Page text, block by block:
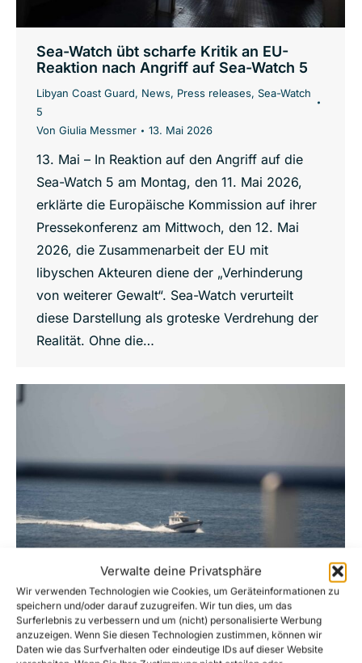
Verwalte deine Privatsphäre
Wir verwenden Technologien wie Cookies, um Geräteinformationen zu
speichern und/oder darauf zuzugreifen. Wir tun dies, um das
Surferlebnis zu verbessern und um (nicht) personalisierte Werbung
anzuzeigen. Wenn Sie diesen Technologien zustimmen, können wir
Daten wie das Surfverhalten oder eindeutige IDs auf dieser Website
Sea-Watch übt scharfe Kritik an EU-
Reaktion nach Angriff auf Sea-Watch 5
Libyan Coast Guard, News, Press releases, Sea-Watch
5
Von Giulia Messmer 13. Mai 2026
13. Mai – In Reaktion auf den Angriff auf die
Sea-Watch 5 am Montag, den 11. Mai 2026,
erklärte die Europäische Kommission auf ihrer
Pressekonferenz am Mittwoch, den 12. Mai
2026, die Zusammenarbeit der EU mit
libyschen Akteuren diene der „Verhinderung
von weiterer Gewalt“. Sea-Watch verurteilt
diese Darstellung als groteske Verdrehung der
Realität. Ohne die…
Update: nach versuchter Entführung des
Rettungsschiffs Sea-Watch 5